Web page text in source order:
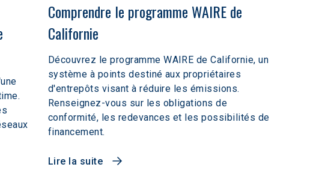
Comprendre le programme WAIRE de
Californie
Découvrez le programme WAIRE de Californie, un
système à points destiné aux propriétaires
d'entrepôts visant à réduire les émissions.
Renseignez-vous sur les obligations de
conformité, les redevances et les possibilités de
financement.
Lire la suite